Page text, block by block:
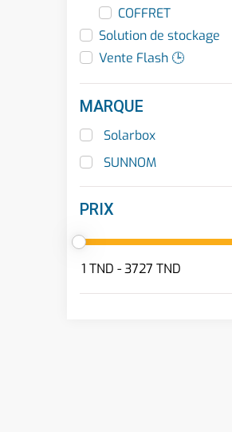
COFFRET
Solution de stockage
Vente Flash 🕒
MARQUE
Solarbox
SUNNOM
PRIX